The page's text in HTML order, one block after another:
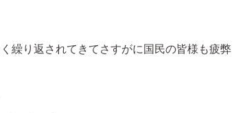
り返されてきてさすがに国民の皆様も疲弊